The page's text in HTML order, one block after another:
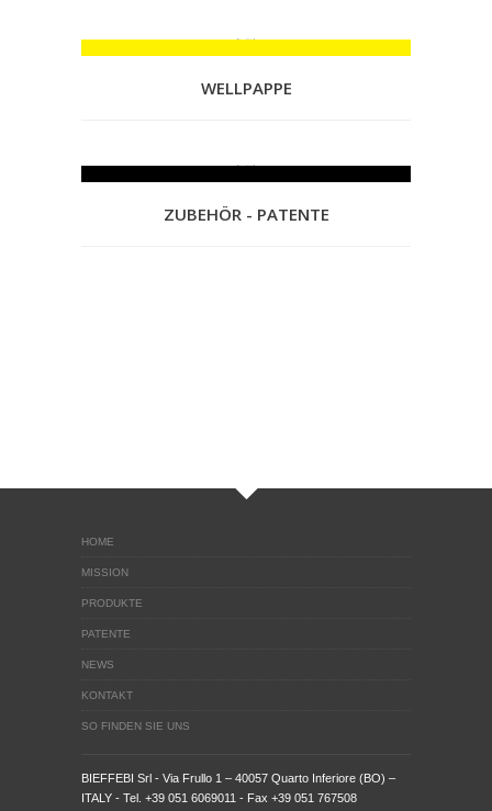
WELLPAPPE
ZUBEHÖR - PATENTE
HOME
MISSION
PRODUKTE
PATENTE
NEWS
KONTAKT
SO FINDEN SIE UNS
BIEFFEBI Srl - Via Frullo 1 – 40057 Quarto Inferiore (BO) –
ITALY - Tel. +39 051 6069011 - Fax +39 051 767508